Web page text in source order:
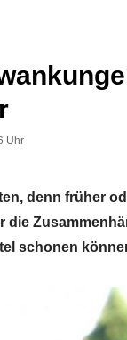
Uhr
denn früher
die
schonen